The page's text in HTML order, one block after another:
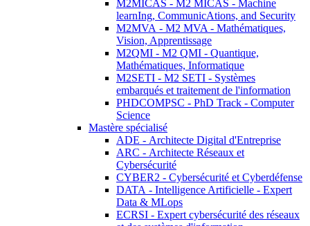
M2MICAS - M2 MICAS - Machine
learnIng, CommunicAtions, and Security
M2MVA - M2 MVA - Mathématiques,
Vision, Apprentissage
M2QMI - M2 QMI - Quantique,
Mathématiques, Informatique
M2SETI - M2 SETI - Systèmes
embarqués et traitement de l'information
PHDCOMPSC - PhD Track - Computer
Science
Mastère spécialisé
ADE - Architecte Digital d'Entreprise
ARC - Architecte Réseaux et
Cybersécurité
CYBER2 - Cybersécurité et Cyberdéfense
DATA - Intelligence Artificielle - Expert
Data & MLops
ECRSI - Expert cybersécurité des réseaux